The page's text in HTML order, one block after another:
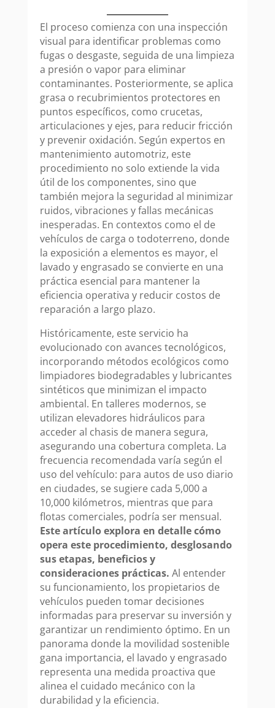
El proceso comienza con una inspección
visual para identificar problemas como
fugas o desgaste, seguida de una limpieza
a presión o vapor para eliminar
contaminantes. Posteriormente, se aplica
grasa o recubrimientos protectores en
puntos específicos, como crucetas,
articulaciones y ejes, para reducir fricción
y prevenir oxidación. Según expertos en
mantenimiento automotriz, este
procedimiento no solo extiende la vida
útil de los componentes, sino que
también mejora la seguridad al minimizar
ruidos, vibraciones y fallas mecánicas
inesperadas. En contextos como el de
vehículos de carga o todoterreno, donde
la exposición a elementos es mayor, el
lavado y engrasado se convierte en una
práctica esencial para mantener la
eficiencia operativa y reducir costos de
reparación a largo plazo.
Históricamente, este servicio ha
evolucionado con avances tecnológicos,
incorporando métodos ecológicos como
limpiadores biodegradables y lubricantes
sintéticos que minimizan el impacto
ambiental. En talleres modernos, se
utilizan elevadores hidráulicos para
acceder al chasis de manera segura,
asegurando una cobertura completa. La
frecuencia recomendada varía según el
uso del vehículo: para autos de uso diario
en ciudades, se sugiere cada 5,000 a
10,000 kilómetros, mientras que para
flotas comerciales, podría ser mensual.
Este artículo explora en detalle cómo
opera este procedimiento, desglosando
sus etapas, beneficios y
consideraciones prácticas. Al entender
su funcionamiento, los propietarios de
vehículos pueden tomar decisiones
informadas para preservar su inversión y
garantizar un rendimiento óptimo. En un
panorama donde la movilidad sostenible
gana importancia, el lavado y engrasado
representa una medida proactiva que
alinea el cuidado mecánico con la
durabilidad y la eficiencia.